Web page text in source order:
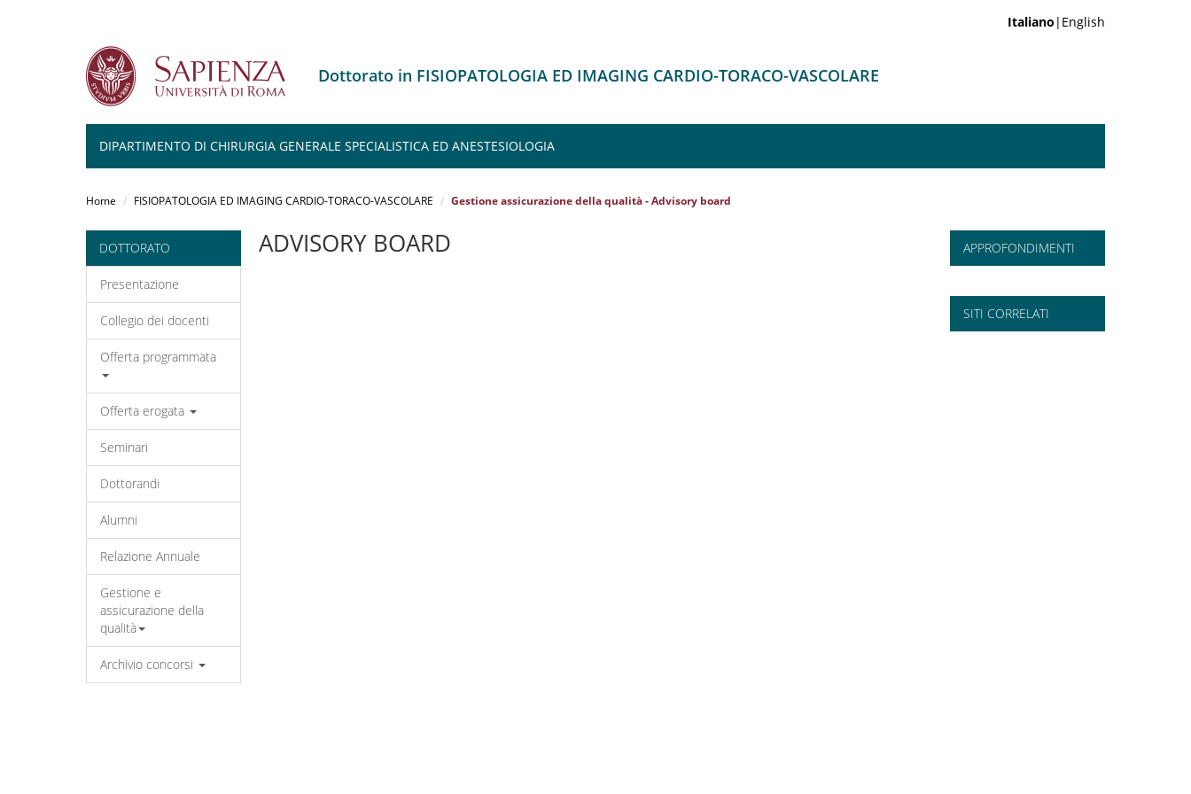
Italiano |English
Dottorato in FISIOPATOLOGIA ED IMAGING CARDIO-TORACO-VASCOLARE
DIPARTIMENTO DI CHIRURGIA GENERALE SPECIALISTICA ED ANESTESIOLOGIA
Home FISIOPATOLOGIA ED IMAGING CARDIO-TORACO-VASCOLARE Gestione assicurazione della qualità - Advisory board
DOTTORATO
Presentazione
Collegio dei docenti
Offerta programmata
Offerta erogata
Seminari
Dottorandi
Alumni
Relazione Annuale
Gestione e
assicurazione della
qualità
Archivio concorsi
ADVISORY BOARD APPROFONDIMENTI
SITI CORRELATI